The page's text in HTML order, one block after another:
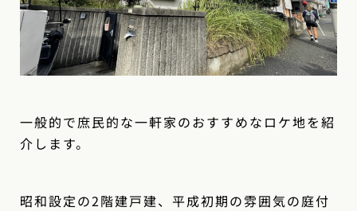
一般的で庶民的な一軒家のおすすめなロケ地を紹
介します。
昭和設定の2階建戸建、平成初期の雰囲気の庭付